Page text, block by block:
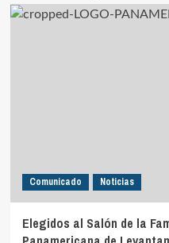
Comunicado Noticias
Elegidos al Salón de la